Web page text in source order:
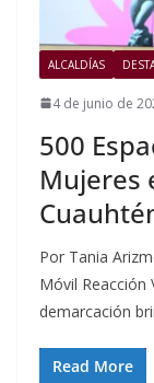
ALCALDÍAS
4 de junio de
500
Mujeres
Por Tania
Móvil Reacción
demarcación
Read More